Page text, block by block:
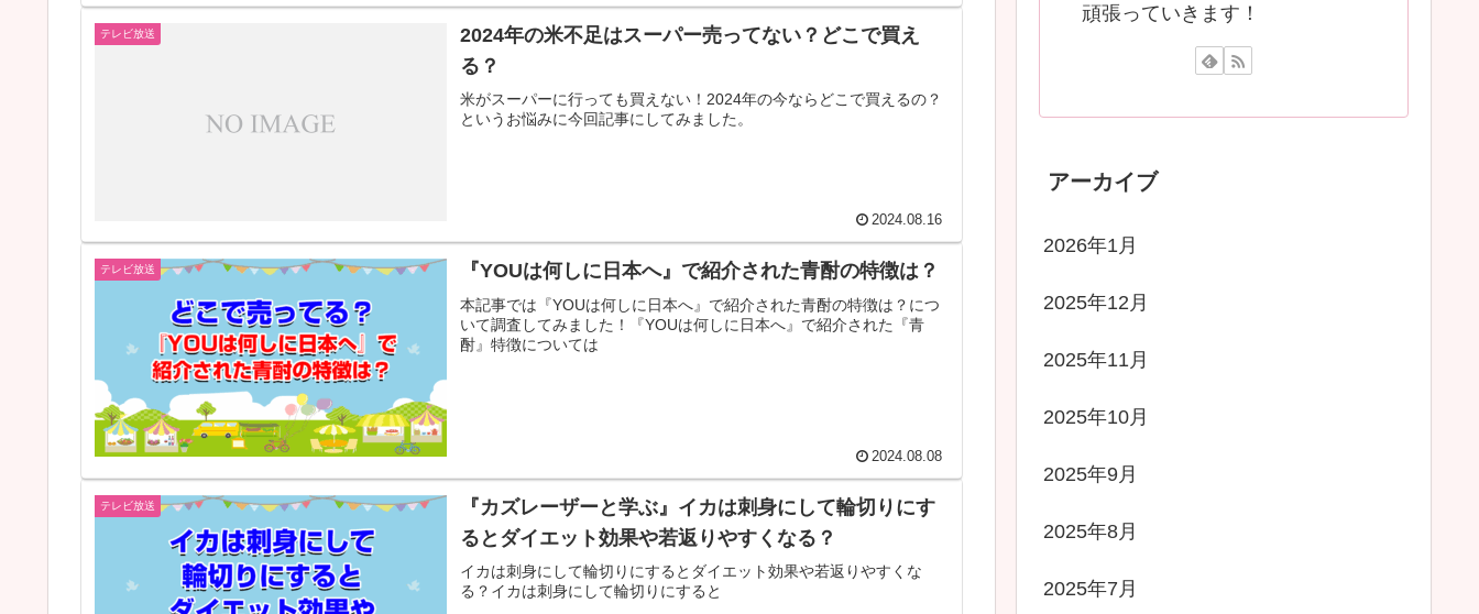
テレビ放送
2024年の米不足はスーパー売ってない？どこで買え
る？
米がスーパーに行っても買えない！2024年の今ならどこで買えるの？
というお悩みに今回記事にしてみました。
2024.08.16
テレビ放送 『YOUは何しに日本へ』で紹介された青酎の特徴は？
本記事では『YOUは何しに日本へ』で紹介された青酎の特徴は？につ
いて調査してみました！『YOUは何しに日本へ』で紹介された『青
酎』特徴については
2024.08.08
テレビ放送
『カズレーザーと学ぶ』イカは刺身にして輪切りにす
るとダイエット効果や若返りやすくなる？
イカは刺身にして輪切りにするとダイエット効果や若返りやすくな
る？イカは刺身にして輪切りにすると
頑張っていきます！
アーカイブ
2026年1月
2025年12月
2025年11月
2025年10月
2025年9月
2025年8月
2025年7月